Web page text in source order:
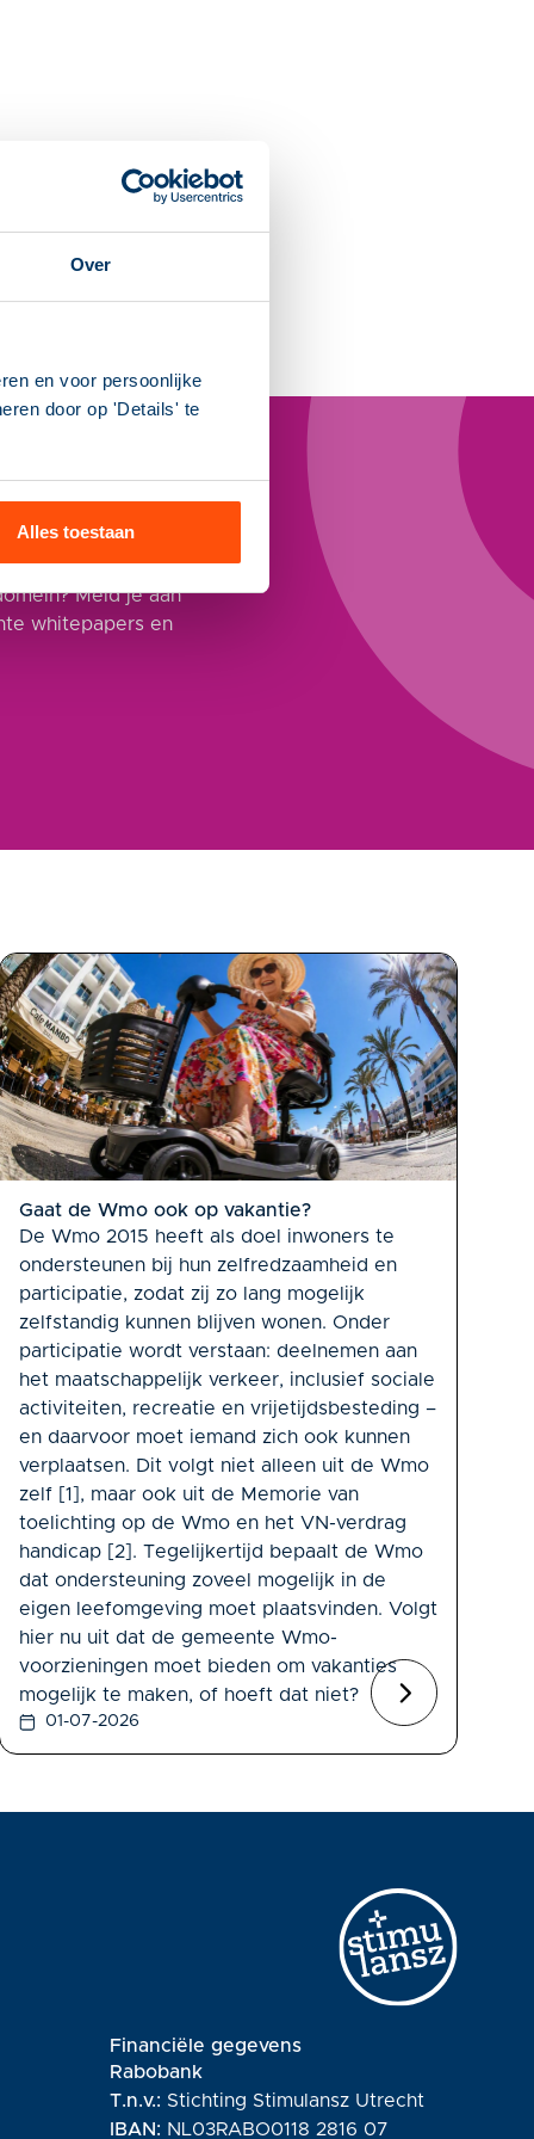
Over
en voor persoonlijke
door op 'Details' te
Alles toestaan
Meld je aan
whitepapers en
Gaat de Wmo ook op vakantie?
De Wmo 2015 heeft als doel inwoners te
ondersteunen bij hun zelfredzaamheid en
participatie, zodat zij zo lang mogelijk
zelfstandig kunnen blijven wonen. Onder
participatie wordt verstaan: deelnemen aan
het maatschappelijk verkeer, inclusief sociale
activiteiten, recreatie en vrijetijdsbesteding –
en daarvoor moet iemand zich ook kunnen
verplaatsen. Dit volgt niet alleen uit de Wmo
zelf [1], maar ook uit de Memorie van
toelichting op de Wmo en het VN-verdrag
handicap [2]. Tegelijkertijd bepaalt de Wmo
dat ondersteuning zoveel mogelijk in de
eigen leefomgeving moet plaatsvinden. Volgt
hier nu uit dat de gemeente Wmo-
voorzieningen moet bieden om vakanties
mogelijk te maken, of hoeft dat niet?
01-07-2026
Financiële gegevens
Rabobank
T.n.v.: Stichting Stimulansz Utrecht
IBAN: NL03RABO0118 2816 07